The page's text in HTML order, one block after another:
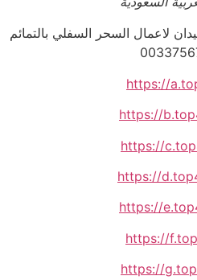
لاعمال السحر السفلي بالتمائم
https://
https://
https://
https://
https://
https://
https://